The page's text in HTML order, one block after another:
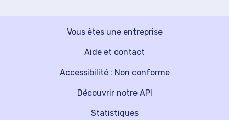
Vous êtes une entreprise
Découvrir notre API
Aide et contact
Statistiques
Accessibilité : Non conforme